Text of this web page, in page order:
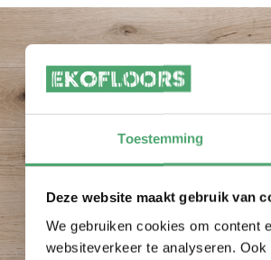
Toestemming
Deze website maakt gebruik van
We gebruiken cookies om content
websiteverkeer te analyseren.